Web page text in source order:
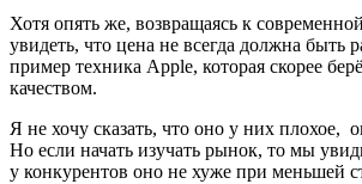
Хотя опять же, возвращаясь к
увидеть, что цена не всегда должна быть
пример техника Apple, которая скорее
качеством.
Я не хочу сказать, что оно у них плохое,
Но если начать изучать рынок, то мы
у конкурентов оно не хуже при меньшей